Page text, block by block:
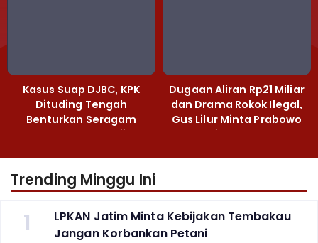
Kasus Suap DJBC, KPK
Dituding Tengah
Benturkan Seragam
Cokelat dengan Hijau
Dugaan Aliran Rp21 Miliar
dan Drama Rokok Ilegal,
Gus Lilur Minta Prabowo
Bertindak Tegas
Trending Minggu Ini
1
LPKAN Jatim Minta Kebijakan Tembakau
Jangan Korbankan Petani